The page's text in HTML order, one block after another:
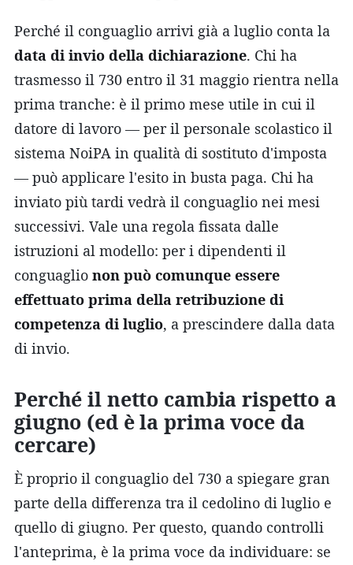
Perché il conguaglio arrivi già a luglio conta la
data di invio della dichiarazione. Chi ha
trasmesso il 730 entro il 31 maggio rientra nella
prima tranche: è il primo mese utile in cui il
datore di lavoro — per il personale scolastico il
sistema NoiPA in qualità di sostituto d'imposta
— può applicare l'esito in busta paga. Chi ha
inviato più tardi vedrà il conguaglio nei mesi
successivi. Vale una regola fissata dalle
istruzioni al modello: per i dipendenti il
conguaglio non può comunque essere
effettuato prima della retribuzione di
competenza di luglio, a prescindere dalla data
di invio.
Perché il netto cambia rispetto a
giugno (ed è la prima voce da
cercare)
È proprio il conguaglio del 730 a spiegare gran
parte della differenza tra il cedolino di luglio e
quello di giugno. Per questo, quando controlli
l'anteprima, è la prima voce da individuare: se